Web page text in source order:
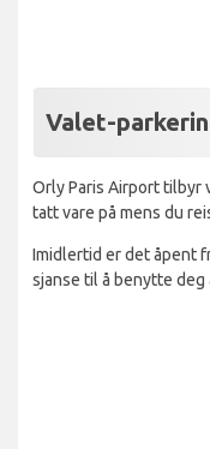
Valet-
Orly Paris Airport tilbyr
tatt vare på mens du
Imidlertid er det åpent
sjanse til å benytte deg